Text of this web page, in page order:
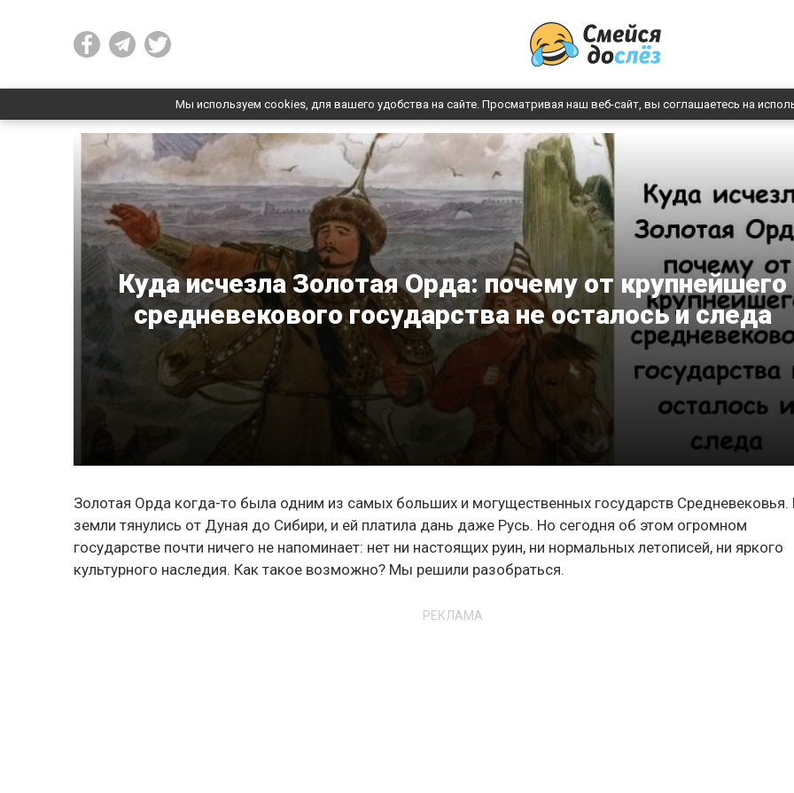
Мы используем cookies, для вашего удобства на сайте. Просматривая наш веб-сайт, вы соглашаетесь на
Куда исчезла Золотая Орда: почему от крупнейшего
средневекового государства не осталось и следа
Золотая Орда когда-то была одним из самых больших и могущественных государств Средневековья.
земли тянулись от Дуная до Сибири, и ей платила дань даже Русь. Но сегодня об этом огромном
государстве почти ничего не напоминает: нет ни настоящих руин, ни нормальных летописей, ни яркого
культурного наследия. Как такое возможно? Мы решили разобраться.
РЕКЛАМА